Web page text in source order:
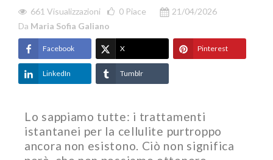
661 Visualizzazioni 0 Piace
21/04/2026
Da Maria Sofia Galiano
Facebook X Pinterest
LinkedIn Tumblr
Lo sappiamo tutte: i trattamenti
istantanei per la cellulite purtroppo
ancora non esistono. Ciò non significa